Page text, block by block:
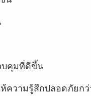
บคุมที่ดีขึ้น
ความรู้สึกปลอดภัยกว่